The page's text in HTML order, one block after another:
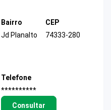
Bairro
Jd Planalto
CEP
74333-280
Telefone
**********
Consultar